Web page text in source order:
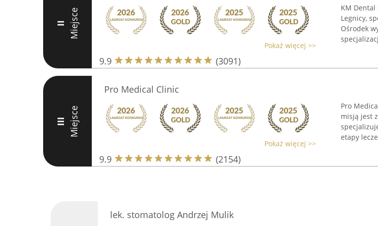
II Miejsce
Pokaż więcej >>
9.9 (3091)
KM
Legnicy,
Ośrodek
III Miejsce
Pro Medical Clinic
Pokaż więcej >>
9.9 (2154)
Pro
misją jest
etapy
lek. stomatolog Andrzej Mulik